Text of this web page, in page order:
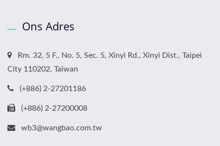
Ons Adres
Rm. 32, 5 F., No. 5, Sec. 5, Xinyi Rd., Xinyi Dist., Taipei
City 110202, Taiwan
(+886) 2-27201186
(+886) 2-27200008
wb3@wangbao.com.tw